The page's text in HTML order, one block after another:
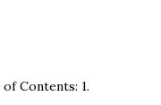
Contents: 1.